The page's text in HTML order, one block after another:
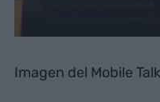
Imagen del Mobile